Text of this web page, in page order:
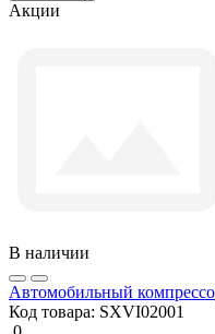
Акции
В наличии
Автомобильный
Код товара: SXVI02001